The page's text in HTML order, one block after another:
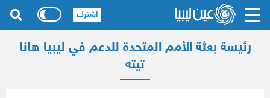
رئيسة بعثة الأمم المتحدة للدعم في ليبيا هانا
تيته
اشترك